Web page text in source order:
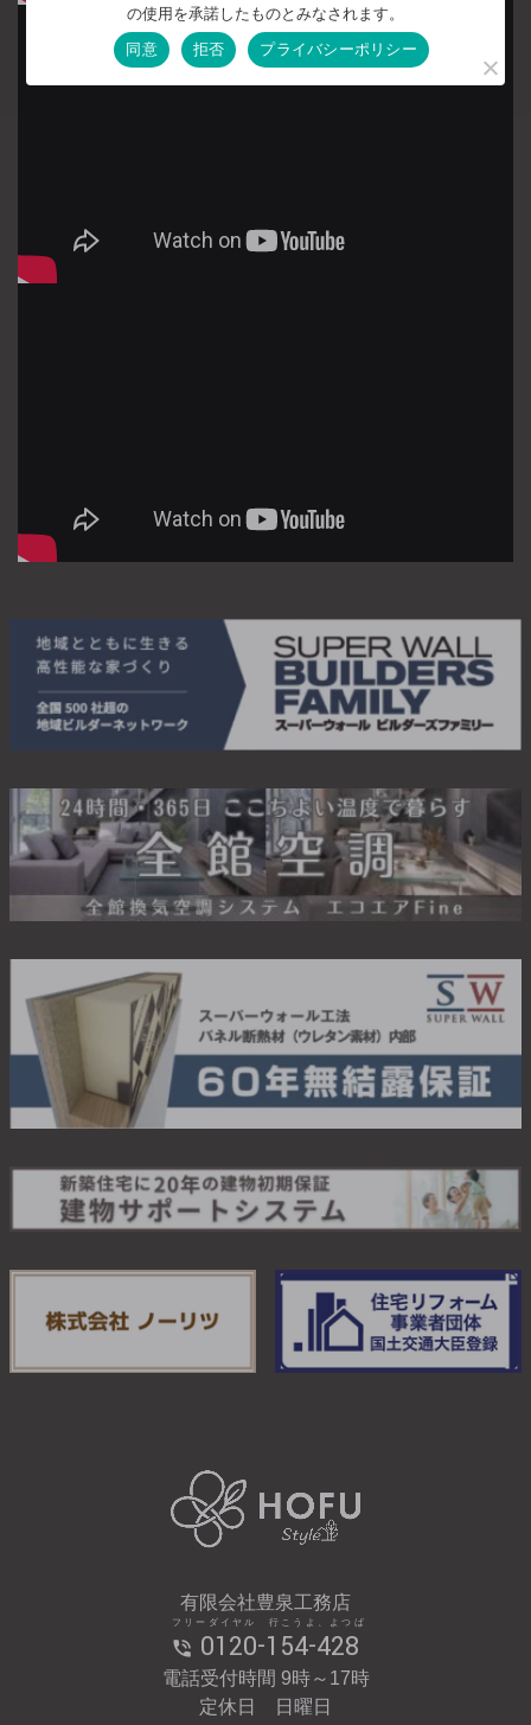
有限会社豊泉工務店
0120-154-428
フリーダイヤル 行こうよ、よつば
電話受付時間 9時～17時
定休日 日曜日
の使用を承諾したものとみなされます。
同意
拒否 プライバシーポリシー